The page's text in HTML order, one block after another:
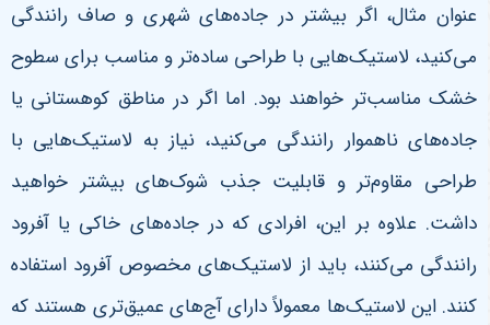
عنوان مثال، اگر بیشتر در جاده‌های شهری و صاف رانندگی
می‌کنید، لاستیک‌هایی با طراحی ساده‌تر و مناسب برای سطوح
خشک مناسب‌تر خواهند بود. اما اگر در مناطق کوهستانی یا
جاده‌های ناهموار رانندگی می‌کنید، نیاز به لاستیک‌هایی با
طراحی مقاوم‌تر و قابلیت جذب شوک‌های بیشتر خواهید
داشت. علاوه بر این، افرادی که در جاده‌های خاکی یا آفرود
رانندگی می‌کنند، باید از لاستیک‌های مخصوص آفرود استفاده
کنند. این لاستیک‌ها معمولاً دارای آج‌های عمیق‌تری هستند که